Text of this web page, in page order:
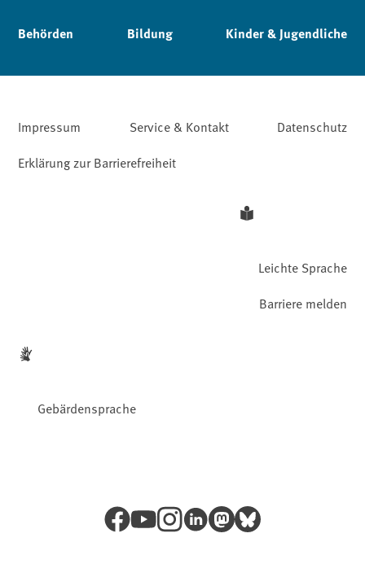
Behörden Bildung Kinder & Jugendliche
Impressum Service & Kontakt
Datenschutz
Erklärung zur Barrierefreiheit
Leichte Sprache
Gebärdensprache
Barriere melden